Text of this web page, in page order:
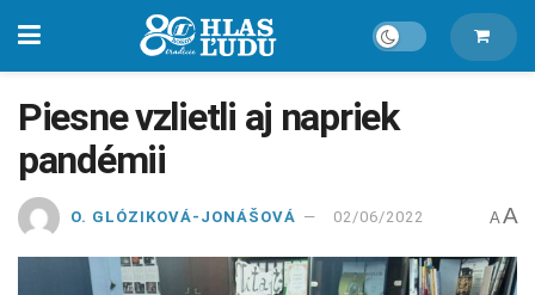
Piesne vzlietli aj napriek
pandémii
O. GLÓZIKOVÁ-JONÁŠOVÁ 02/06/2022 A A